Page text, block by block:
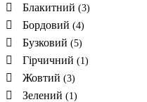
Блакитний (3)
Бордовий (4)
Бузковий (5)
Гірчичний (1)
Жовтий (3)
Зелений (1)